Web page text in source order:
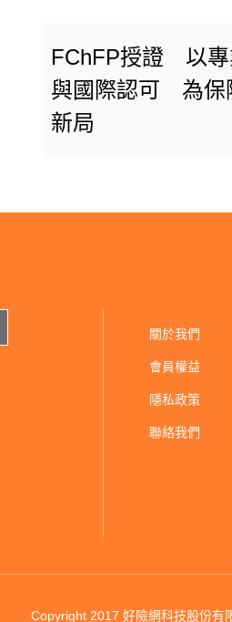
FChFP授證 以專
與國際認可 為保
新局
關於我們
會員權益
隱私政策
聯絡我們
Copyright 2017 好險網科技股份有